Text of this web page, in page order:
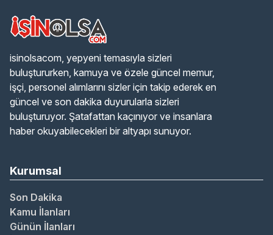
isinolsacom, yepyeni temasıyla sizleri
buluştururken, kamuya ve özele güncel memur,
işçi, personel alımlarını sizler için takip ederek en
güncel ve son dakika duyurularla sizleri
buluşturuyor. Şatafattan kaçınıyor ve insanlara
haber okuyabilecekleri bir altyapı sunuyor.
Kurumsal
Son Dakika
Kamu İlanları
Günün İlanları